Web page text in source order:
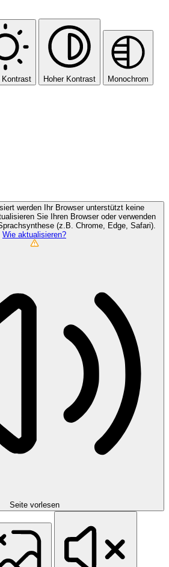
Kontrast Hoher Kontrast Monochrom
werden
Ihr Browser unterstützt keine
Sie Ihren Browser oder verwenden
(z.B. Chrome, Edge, Safari).
Wie aktualisieren?
Seite vorlesen